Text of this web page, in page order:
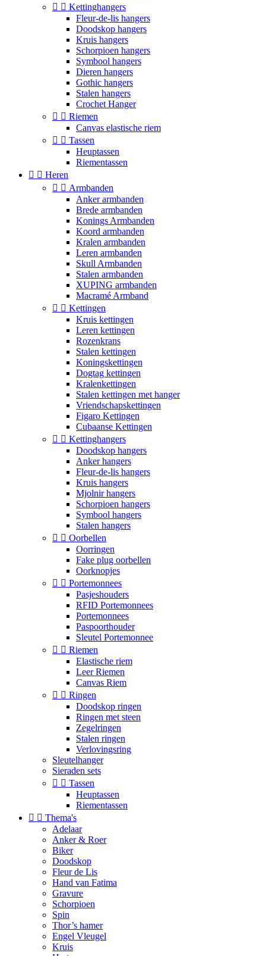
  Kettinghangers
Fleur-de-lis hangers
Doodskop hangers
Kruis hangers
Schorpioen hangers
Symbool hangers
Dieren hangers
Gothic hangers
Stalen hangers
Crochet Hanger
  Riemen
Canvas elastische riem
  Tassen
Heuptassen
Riementassen
  Heren
  Armbanden
Anker armbanden
Brede armbanden
Konings Armbanden
Koord armbanden
Kralen armbanden
Leren armbanden
Skull Armbanden
Stalen armbanden
XUPING armbanden
Macramé Armband
  Kettingen
Kruis kettingen
Leren kettingen
Rozenkrans
Stalen kettingen
Koningskettingen
Dogtag kettingen
Kralenkettingen
Stalen kettingen met hanger
Vriendschapskettingen
Figaro Kettingen
Cubaanse Kettingen
  Kettinghangers
Doodskop hangers
Anker hangers
Fleur-de-lis hangers
Kruis hangers
Mjolnir hangers
Schorpioen hangers
Symbool hangers
Stalen hangers
  Oorbellen
Oorringen
Fake plug oorbellen
Oorknopjes
  Portemonnees
Pasjeshouders
RFID Portemonnees
Portemonnees
Paspoorthouder
Sleutel Portemonnee
  Riemen
Elastische riem
Leer Riemen
Canvas Riem
  Ringen
Doodskop ringen
Ringen met steen
Zegelringen
Stalen ringen
Verlovingsring
Sleutelhanger
Sieraden sets
  Tassen
Heuptassen
Riementassen
  Thema's
Adelaar
Anker & Roer
Biker
Doodskop
Fleur de Lis
Hand van Fatima
Gravure
Schorpioen
Spin
Thor’s hamer
Engel Vleugel
Kruis